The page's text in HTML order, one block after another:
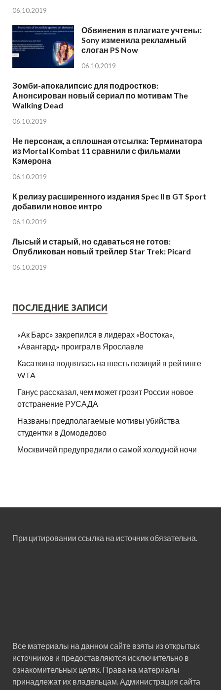
06.10.2019
Обвинения в плагиате учтены:
Sony изменила рекламный
слоган PS Now
06.10.2019
Зомби-апокалипсис для подростков:
Анонсирован новый сериал по мотивам The
Walking Dead
06.10.2019
Не персонаж, а сплошная отсылка: Терминатора
из Mortal Kombat 11 сравнили с фильмами
Кэмерона
06.10.2019
К релизу расширенного издания Spec II в GT Sport
добавили новое интро
06.10.2019
Лысый и старый, но сдаваться не готов:
Опубликован новый трейлер Star Trek: Picard
06.10.2019
ПОСЛЕДНИЕ ЗАПИСИ
«Ак Барс» закрепился в лидерах «Востока»,
«Авангард» проиграл в Ярославле
Касаткина поднялась на шесть позиций в рейтинге
WTA
Ганус рассказал, чем может грозит России новое
отстранение РУСАДА
Названы предполагаемые мотивы убийства
студентки в Домодедово
Москвичей предупредили о самой холодной ночи
При цитировании ссылка на источник обязательна.
Все материалы на данном сайте взяты из открытых
источников и предоставляются исключительно в
ознакомительных целях. Права на материалы
принадлежат их владельцам. Администрация сайта